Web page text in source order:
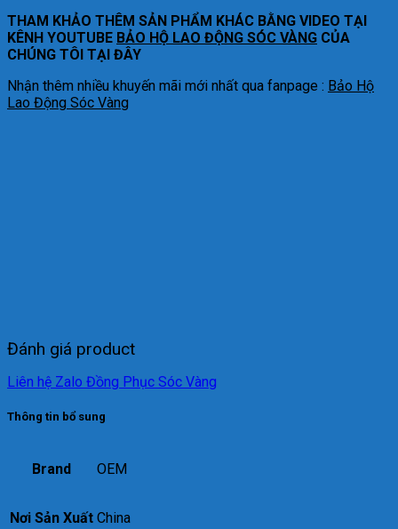
THAM KHẢO THÊM SẢN PHẨM KHÁC BẰNG VIDEO TẠI
KÊNH YOUTUBE BẢO HỘ LAO ĐỘNG SÓC VÀNG CỦA
CHÚNG TÔI TẠI ĐÂY
Nhận thêm nhiều khuyến mãi mới nhất qua fanpage : Bảo Hộ
Lao Động Sóc Vàng
Đánh giá product
Liên hệ Zalo Đồng Phục Sóc Vàng
Thông tin bổ sung
Brand OEM
Nơi Sản Xuất China